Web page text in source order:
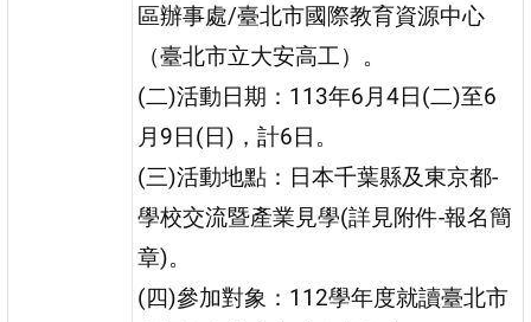
區辦事處/臺北市國際教育資源中心
（臺北市立大安高工）。
(二)活動日期：113年6月4日(二)至6
月9日(日)，計6日。
(三)活動地點：日本千葉縣及東京都-
學校交流暨產業見學(詳見附件-報名簡
章)。
(四)參加對象：112學年度就讀臺北市